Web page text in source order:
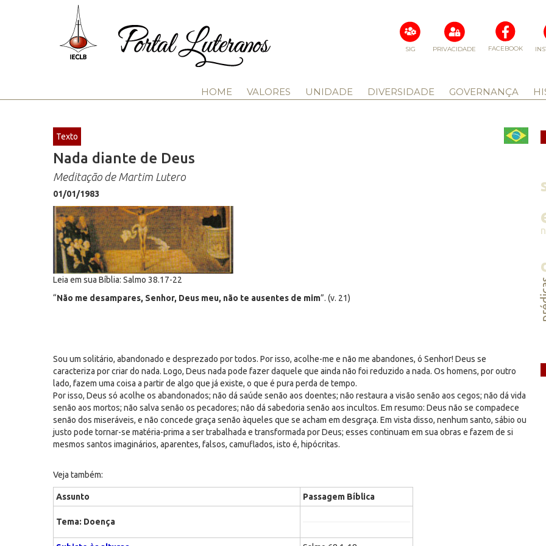
FACEBOOK
PRIVACIDADE
SIG
HOME VALORES UNIDADE DIVERSIDADE GOVERNANÇA
Texto
Nada diante de Deus
Meditação de Martim Lutero
01/01/1983
Leia em sua Bíblia: Salmo 38.17-22
“Não me desampares, Senhor, Deus meu, não te ausentes de mim”. (v. 21)
Sou um solitário, abandonado e desprezado por todos. Por isso, acolhe-me e não me abandones, ó Senhor! Deus se
caracteriza por criar do nada. Logo, Deus nada pode fazer daquele que ainda não foi reduzido a nada. Os homens, por outro
lado, fazem uma coisa a partir de algo que já existe, o que é pura perda de tempo.
Por isso, Deus só acolhe os abandonados; não dá saúde senão aos doentes; não restaura a visão senão aos cegos; não dá vida
senão aos mortos; não salva senão os pecadores; não dá sabedoria senão aos incultos. Em resumo: Deus não se compadece
senão dos miseráveis, e não concede graça senão àqueles que se acham em desgraça. Em vista disso, nenhum santo, sábio ou
justo pode tornar-se matéria-prima a ser trabalhada e transformada por Deus; esses continuam em sua obras e fazem de si
mesmos santos imaginários, aparentes, falsos, camuflados, isto é, hipócritas.
Veja também:
Assunto Passagem Bíblica
Tema: Doença